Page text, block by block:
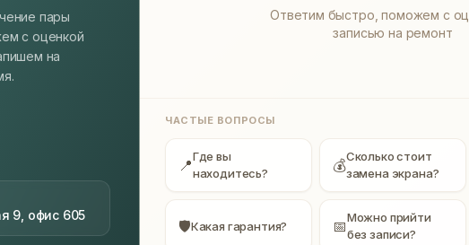
пары
с оценкой
на
9, офис 605
Ответим быстро, поможем с
записью на ремонт
ЧАСТЫЕ ВОПРОСЫ
📍Где вы
находитесь?
💰Сколько стоит
замена экрана?
🛡Какая гарантия? 📅Можно прийти
без записи?